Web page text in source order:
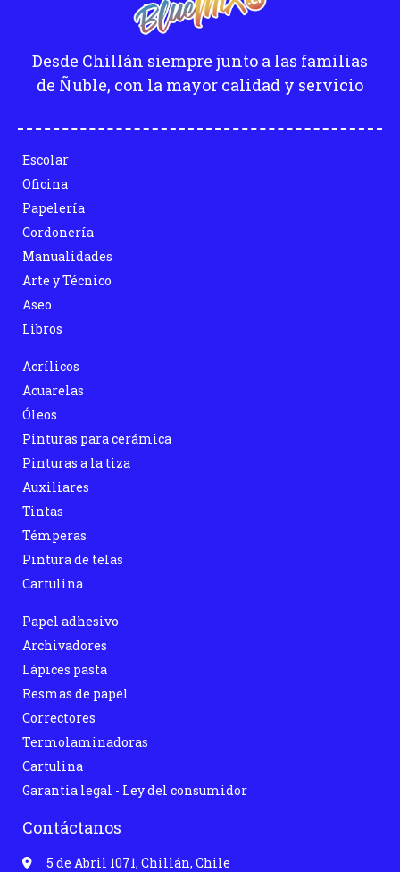
Desde Chillán siempre junto a las familias
de Ñuble, con la mayor calidad y servicio
Escolar
Oficina
Papelería
Cordonería
Manualidades
Arte y Técnico
Aseo
Libros
Acrílicos
Acuarelas
Óleos
Pinturas para cerámica
Pinturas a la tiza
Auxiliares
Tintas
Témperas
Pintura de telas
Cartulina
Papel adhesivo
Archivadores
Lápices pasta
Resmas de papel
Correctores
Termolaminadoras
Cartulina
Garantia legal - Ley del consumidor
Contáctanos
5 de Abril 1071, Chillán, Chile